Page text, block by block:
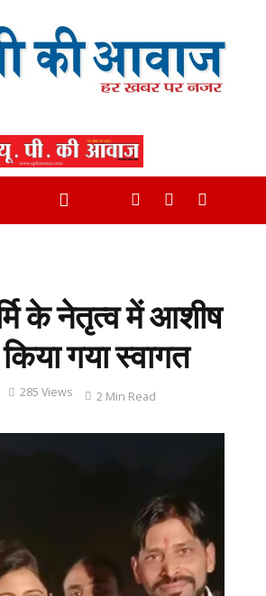
के नेतृत्व में आशीष
गया स्वागत
285 Views 2 Min Read